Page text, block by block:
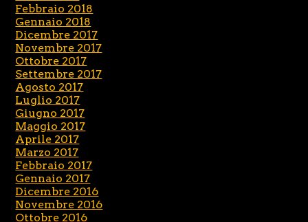
Febbraio 2018
Gennaio 2018
Dicembre 2017
Novembre 2017
Ottobre 2017
Settembre 2017
Agosto 2017
Luglio 2017
Giugno 2017
Maggio 2017
Aprile 2017
Marzo 2017
Febbraio 2017
Gennaio 2017
Dicembre 2016
Novembre 2016
Ottobre 2016